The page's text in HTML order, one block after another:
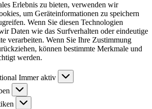
Erlebnis zu bieten, verwenden wir
um Geräteinformationen zu speichern
Wenn Sie diesen Technologien
Daten wie das Surfverhalten oder eindeutige
verarbeiten. Wenn Sie Ihre Zustimmung
können bestimmte Merkmale und
werden.
Immer aktiv